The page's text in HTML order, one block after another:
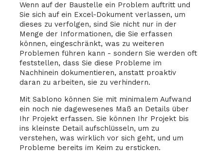
Wenn auf der Baustelle ein Problem auftritt und
Sie sich auf ein Excel-Dokument verlassen, um
dieses zu verfolgen, sind Sie nicht nur in der
Menge der Informationen, die Sie erfassen
können, eingeschränkt, was zu weiteren
Problemen führen kann - sondern Sie werden oft
feststellen, dass Sie diese Probleme im
Nachhinein dokumentieren, anstatt proaktiv
daran zu arbeiten, sie zu verhindern.
Mit Sablono können Sie mit minimalem Aufwand
ein noch nie dagewesenes Maß an Details über
Ihr Projekt erfassen. Sie können Ihr Projekt bis
ins kleinste Detail aufschlüsseln, um zu
verstehen, was wirklich vor sich geht, und um
Probleme bereits im Keim zu ersticken.